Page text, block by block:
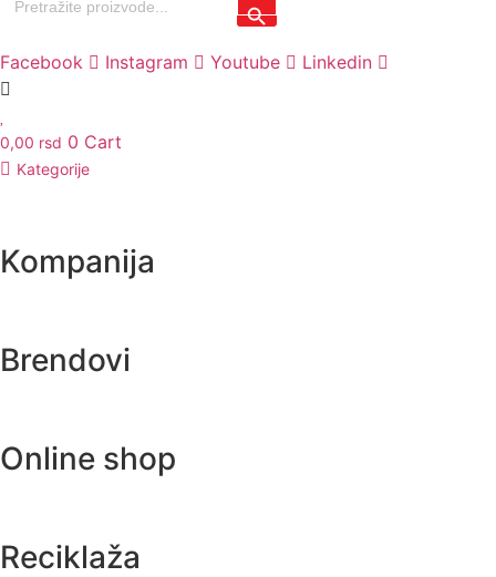
for:
Facebook Instagram Youtube Linkedin
0,00 rsd 0 Cart
Kategorije
Kompanija
Brendovi
Online shop
Reciklaža